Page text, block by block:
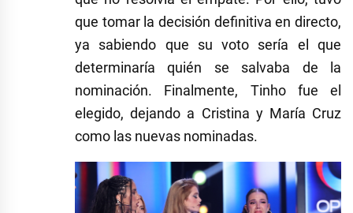
que tomar la decisión definitiva en directo,
ya sabiendo que su voto sería el que
determinaría quién se salvaba de la
nominación. Finalmente, Tinho fue el
elegido, dejando a Cristina y María Cruz
como las nuevas nominadas.